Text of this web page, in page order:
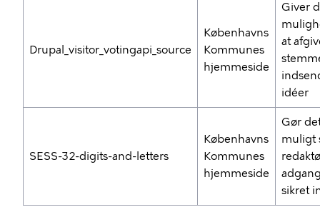
Drupal_visitor_votingapi_source
Københavns
Kommunes
hjemmeside
Giver
at
idéer
SESS-32-digits-and-letters
Københavns
Kommunes
hjemmeside
Gør
muligt
sikret